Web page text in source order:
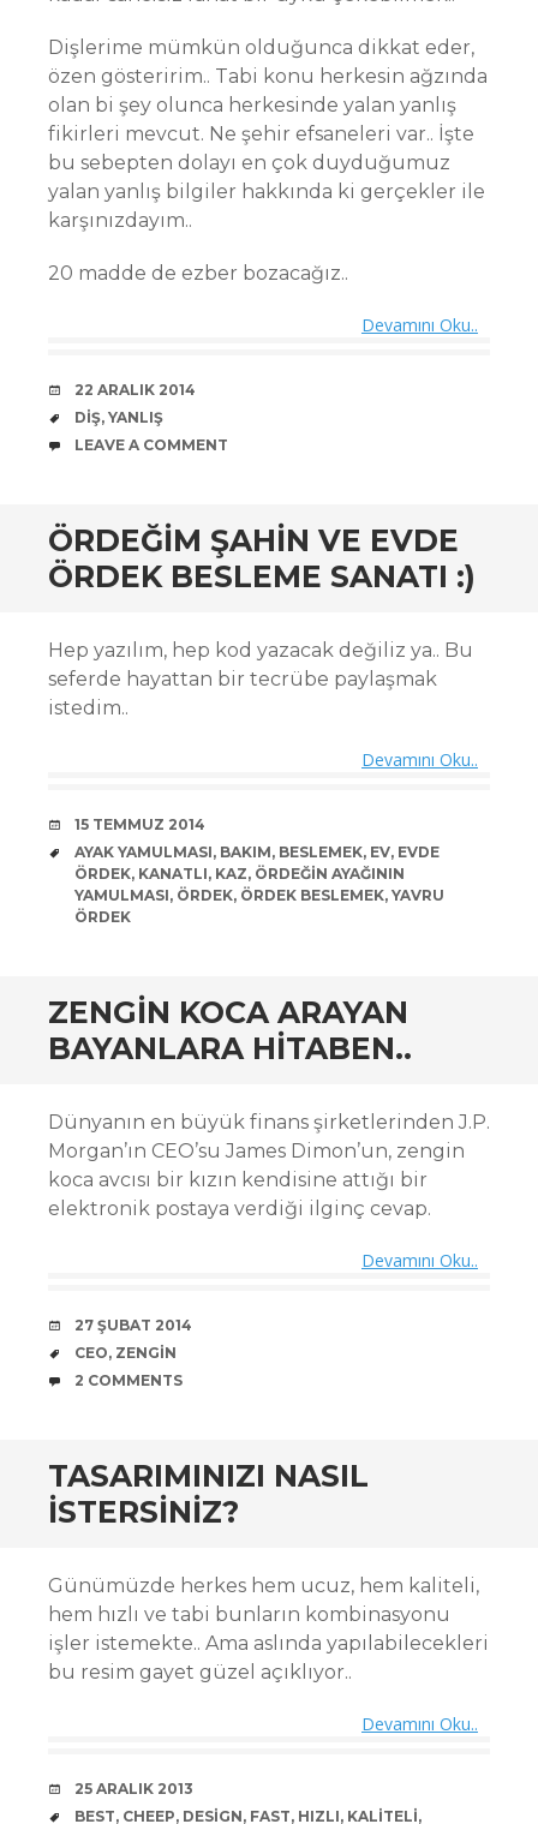
Dişlerime mümkün olduğunca dikkat eder,
özen gösteririm.. Tabi konu herkesin ağzında
olan bi şey olunca herkesinde yalan yanlış
fikirleri mevcut. Ne şehir efsaneleri var.. İşte
bu sebepten dolayı en çok duyduğumuz
yalan yanlış bilgiler hakkında ki gerçekler ile
karşınızdayım..
20 madde de ezber bozacağız..
Devamını Oku..
DATE
22 ARALIK 2014
TAGS
DIŞ, YANLIŞ
COMMENTS
LEAVE A COMMENT
ÖRDEĞIM ŞAHIN VE EVDE
ÖRDEK BESLEME SANATI :)
Hep yazılım, hep kod yazacak değiliz ya.. Bu
seferde hayattan bir tecrübe paylaşmak
istedim..
Devamını Oku..
DATE
15 TEMMUZ 2014
TAGS
AYAK YAMULMASI, BAKIM, BESLEMEK, EV, EVDE
ÖRDEK, KANATLI, KAZ, ÖRDEĞIN AYAĞININ
YAMULMASI, ÖRDEK, ÖRDEK BESLEMEK, YAVRU
ÖRDEK
ZENGIN KOCA ARAYAN
BAYANLARA HITABEN..
Dünyanın en büyük finans şirketlerinden J.P.
Morgan’ın CEO’su James Dimon’un, zengin
koca avcısı bir kızın kendisine attığı bir
elektronik postaya verdiği ilginç cevap.
Devamını Oku..
DATE
27 ŞUBAT 2014
TAGS
CEO, ZENGIN
COMMENTS
2 COMMENTS
TASARIMINIZI NASIL
İSTERSINIZ?
Günümüzde herkes hem ucuz, hem kaliteli,
hem hızlı ve tabi bunların kombinasyonu
işler istemekte.. Ama aslında yapılabilecekleri
bu resim gayet güzel açıklıyor..
Devamını Oku..
DATE
25 ARALIK 2013
TAGS
BEST, CHEEP, DESIGN, FAST, HIZLI, KALITELI,